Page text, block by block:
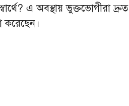
এ অবস্থায় ভুক্তভোগীরা দ্রুত
করেছেন।